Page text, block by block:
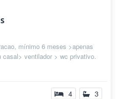
mínimo 6 meses >apenas
ventilador > wc privativo.
4 3